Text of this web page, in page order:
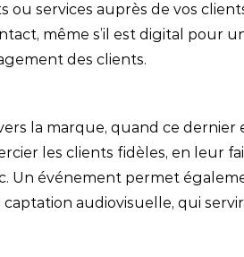
services auprès de vos
même s’il est digital pour
des clients.
la marque, quand ce dernier
les clients fidèles, en leur
Un événement permet
audiovisuelle, qui